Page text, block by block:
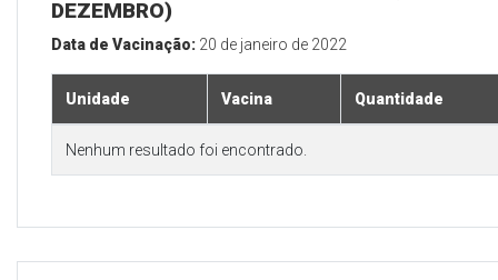
DEZEMBRO)
Data de Vacinação: 20 de janeiro de 2022
Unidade Vacina Quantidade
Nenhum resultado foi encontrado.